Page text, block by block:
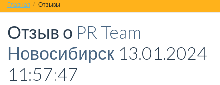
Спорт Фильмы
Красота Здоровье Остальное
Главная Отзывы
Отзыв о PR Team
Новосибирск 13.01.2024
11:57:47